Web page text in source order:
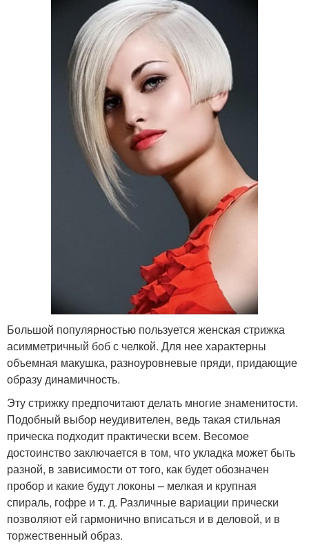
Большой популярностью пользуется женская стрижка
асимметричный боб с челкой. Для нее характерны
объемная макушка, разноуровневые пряди, придающие
образу динамичность.
Эту стрижку предпочитают делать многие знаменитости.
Подобный выбор неудивителен, ведь такая стильная
прическа подходит практически всем. Весомое
достоинство заключается в том, что укладка может быть
разной, в зависимости от того, как будет обозначен
пробор и какие будут локоны – мелкая и крупная
спираль, гофре и т. д. Различные вариации прически
позволяют ей гармонично вписаться и в деловой, и в
торжественный образ.